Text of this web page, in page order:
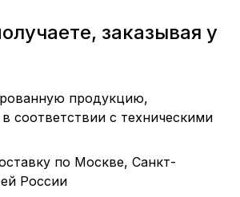
заказывая у
продукцию,
соответствии с техническими
по Москве, Санкт-
России